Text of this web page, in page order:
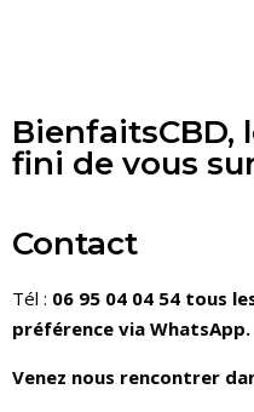
BienfaitsCBD,
fini de vous
Contact
Tél : 06 95 04 04 54 tous
préférence via WhatsApp.
Venez nous rencontrer